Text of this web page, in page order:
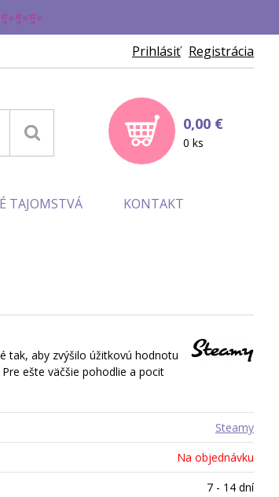
Prihlásiť Registrácia
0,00 €
0 ks
tak, aby zvýšilo úžitkovú hodnotu
ešte väčšie pohodlie a pocit
Steamy
Na objednávku
7 - 14 dní
TAJOMSTVÁ KONTAKT